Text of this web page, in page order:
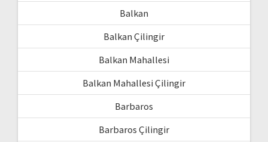
Balkan
Balkan Çilingir
Balkan Mahallesi
Balkan Mahallesi Çilingir
Barbaros
Barbaros Çilingir